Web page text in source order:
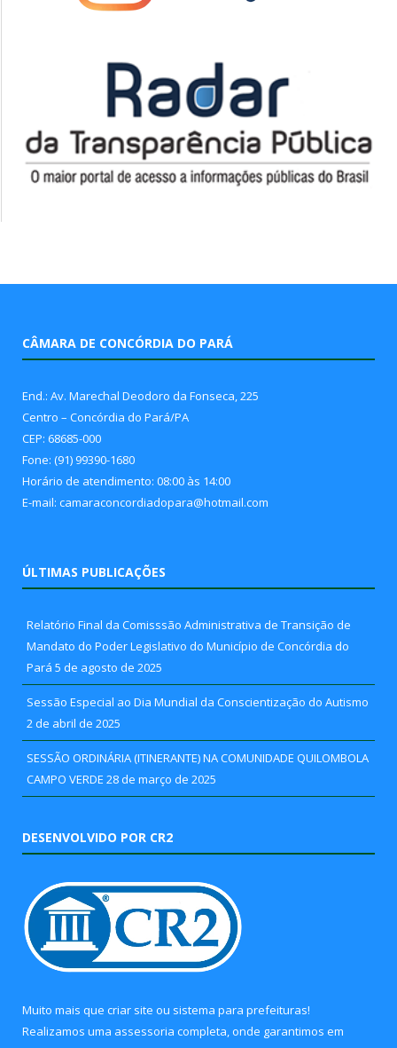
CÂMARA DE CONCÓRDIA DO PARÁ
End.: Av. Marechal Deodoro da Fonseca, 225
Centro – Concórdia do Pará/PA
CEP: 68685-000
Fone: (91) 99390-1680
Horário de atendimento: 08:00 às 14:00
E-mail: camaraconcordiadopara@hotmail.com
ÚLTIMAS PUBLICAÇÕES
Relatório Final da Comisssão Administrativa de Transição de
Mandato do Poder Legislativo do Município de Concórdia do
Pará 5 de agosto de 2025
Sessão Especial ao Dia Mundial da Conscientização do Autismo
2 de abril de 2025
SESSÃO ORDINÁRIA (ITINERANTE) NA COMUNIDADE QUILOMBOLA
CAMPO VERDE 28 de março de 2025
DESENVOLVIDO POR CR2
Muito mais que criar site ou sistema para prefeituras!
Realizamos uma assessoria completa, onde garantimos em